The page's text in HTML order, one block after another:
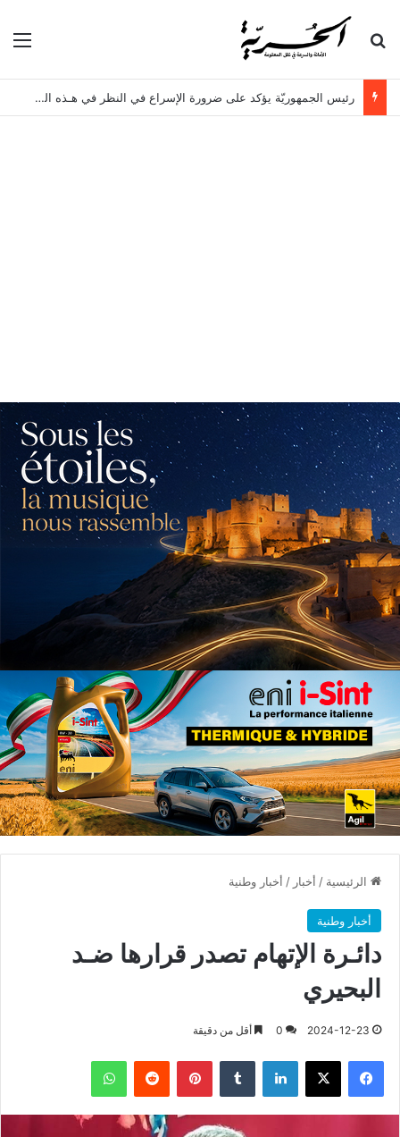
بحث عن
رئيس الجمهوريّة يؤكد على ضرورة الإسراع في النظر في هـذه الملفات
الرئيسية / أخبار / أخبار وطنية
أخبار وطنية
دائـرة الإتهام تصدر قرارها ضـد
البحيري
2024-12-23
0 أقل من دقيقة
فيسبوك X لينكدإن بينتيريست واتساب